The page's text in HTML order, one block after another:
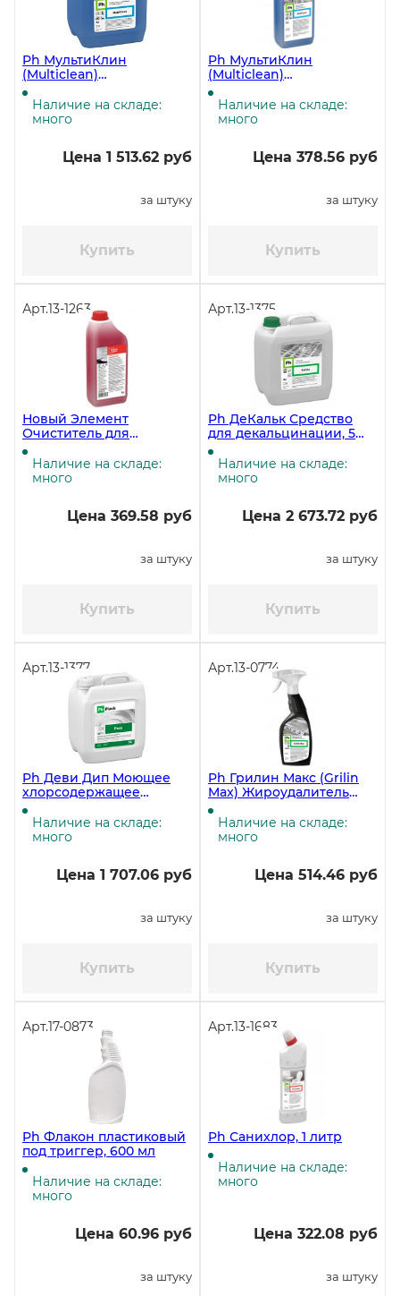
Ph МультиКлин
(Multiclean)
Универсальное
низкопенное моющее
средство, 5 литров ЧЗ
Наличие на складе:
много
Цена 1 513.62 руб
за штуку
Купить
Ph МультиКлин
(Multiclean)
Универсальное
низкопенное моющее
средство 1 литров ЧЗ
Наличие на складе:
много
Цена 378.56 руб
за штуку
Купить
Арт.13-1263
Новый Элемент
Очиститель для
санитарных зон 1 литр, 6
штук в упаковке
Наличие на складе:
много
Цена 369.58 руб
за штуку
Купить
Арт.13-1375
Ph ДеКальк Средство
для декальцинации, 5
литров
Наличие на складе:
много
Цена 2 673.72 руб
за штуку
Купить
Арт.13-1377
Ph Деви Дип Моющее
хлорсодержащее
средство, 5 литров
Наличие на складе:
много
Цена 1 707.06 руб
за штуку
Купить
Арт.13-0774
Ph Грилин Макс (Grilin
Max) Жироудалитель
усиленного действия,
500 мл ЧЗ
Наличие на складе:
много
Цена 514.46 руб
за штуку
Купить
Арт.17-0873
Ph Флакон пластиковый
под триггер, 600 мл
Наличие на складе:
много
Цена 60.96 руб
за штуку
Арт.13-1683
Ph Санихлор, 1 литр
Наличие на складе:
много
Цена 322.08 руб
за штуку